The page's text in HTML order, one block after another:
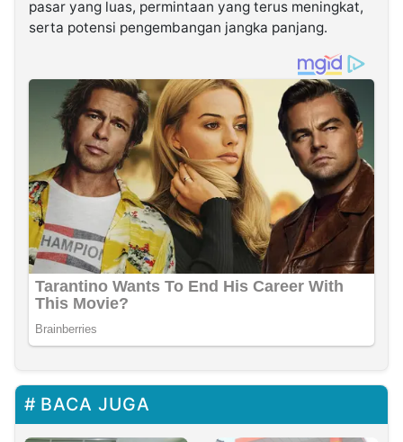
pasar yang luas, permintaan yang terus meningkat,
serta potensi pengembangan jangka panjang.
BACA JUGA